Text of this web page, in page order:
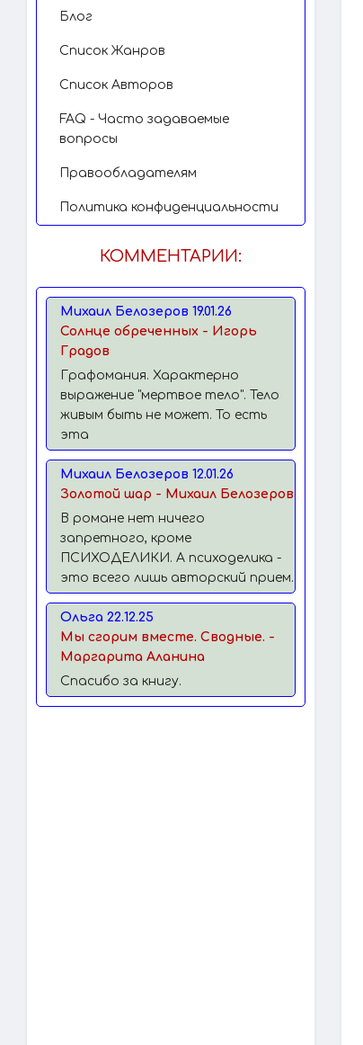
Блог
Список Жанров
Список Авторов
FAQ - Часто задаваемые
вопросы
Правообладателям
Политика конфиденциальности
КОММЕНТАРИИ:
Михаил Белозеров 19.01.26
Солнце обреченных - Игорь
Градов
Графомания. Характерно
выражение "мертвое тело". Тело
живым быть не может. То есть
эта
Михаил Белозеров 12.01.26
Золотой шар - Михаил Белозеров
В романе нет ничего
запретного, кроме
ПСИХОДЕЛИКИ. А психоделика -
это всего лишь авторский прием.
Ольга 22.12.25
Мы сгорим вместе. Сводные. -
Маргарита Аланина
Спасибо за книгу.